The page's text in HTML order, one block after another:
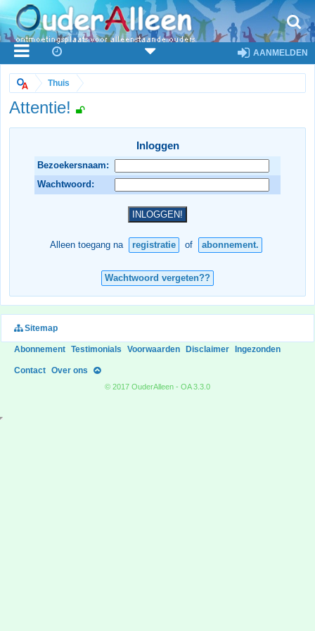
AANMELDEN
Thuis
Attentie!
Inloggen
Bezoekersnaam:
Wachtwoord:
Alleen toegang na registratie of abonnement.
Wachtwoord vergeten??
Sitemap
Abonnement Testimonials Voorwaarden Disclaimer Ingezonden
Contact Over ons
© 2017 OuderAlleen - OA 3.3.0